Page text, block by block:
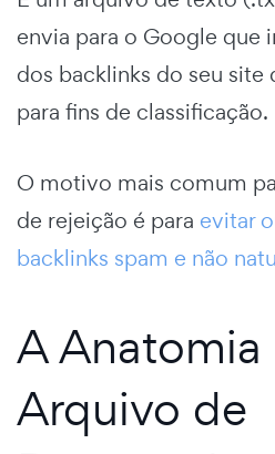
envia para o Google que
dos backlinks do seu site
para fins de classificação.
O motivo mais comum
de rejeição é para evitar
backlinks spam e não
A
Arquivo de